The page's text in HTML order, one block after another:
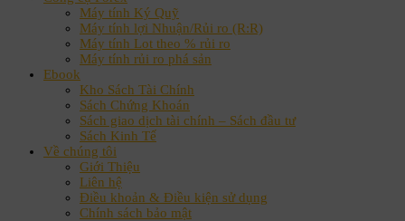
Máy tính Ký Quỹ
Máy tính lợi Nhuận/Rủi ro (R:R)
Máy tính Lot theo % rủi ro
Máy tính rủi ro phá sản
Ebook
Kho Sách Tài Chính
Sách Chứng Khoán
Sách giao dịch tài chính – Sách đầu tư
Sách Kinh Tế
Về chúng tôi
Giới Thiệu
Liên hệ
Điều khoản & Điều kiện sử dụng
Chính sách bảo mật